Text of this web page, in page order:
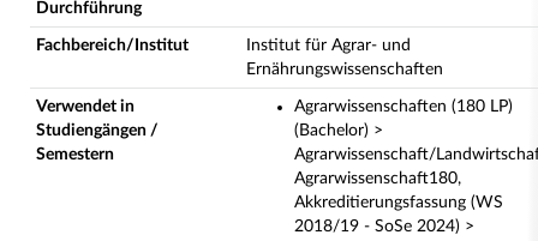
Durchführung
Fachbereich/Institut
Institut für Agrar- und
Ernährungswissenschaften
Verwendet in
Studiengängen /
Semestern
Agrarwissenschaften (180 LP)
(Bachelor) >
Agrarwissenschaft/
Agrarwissenschaft180,
Akkreditierungsfassung (WS
2018/19 - SoSe 2024) >